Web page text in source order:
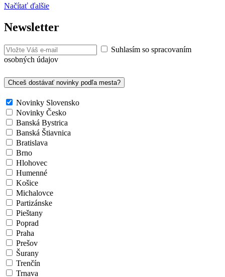
Načítať ďalšie
Newsletter
Suhlasím so spracovaním
osobných údajov
Chceš dostávať novinky podľa mesta?
Novinky Slovensko
Novinky Česko
Banská Bystrica
Banská Štiavnica
Bratislava
Brno
Hlohovec
Humenné
Košice
Michalovce
Partizánske
Pieštany
Poprad
Praha
Prešov
Šurany
Trenčín
Trnava